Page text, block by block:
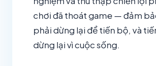
chơi đã thoát game — đảm
phải dừng lại để tiến bộ, và
dừng lại vì cuộc sống.